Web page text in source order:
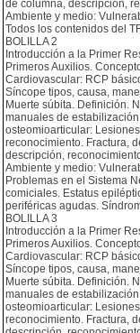
de columna, descripción,
Ambiente y medio:
Todos los contenidos del
BOLILLA 2
Introducción a la Primer
Primeros Auxilios.
Cardiovascular: RCP
Síncope tipos, causa,
Muerte súbita. Definición.
manuales de
osteomioarticular:
reconocimiento. Fractura,
descripción,
Ambiente y medio:
Problemas en el Sistema
comiciales. Estatus
periféricas agudas.
BOLILLA 3
Introducción a la Primer
Primeros Auxilios.
Cardiovascular: RCP
Síncope tipos, causa,
Muerte súbita. Definición.
manuales de
osteomioarticular:
reconocimiento. Fractura,